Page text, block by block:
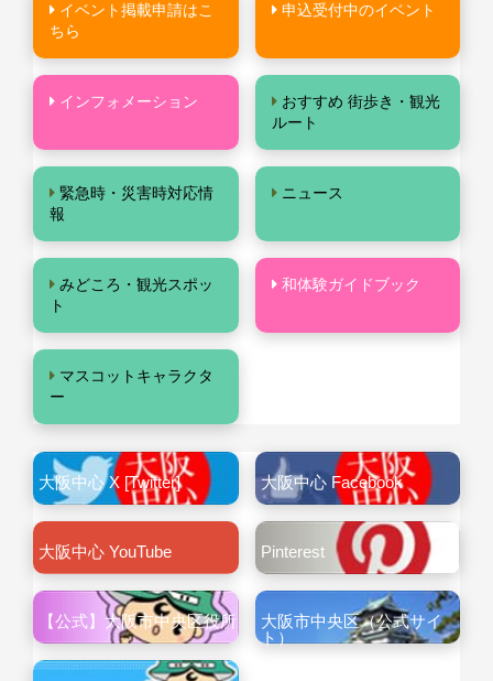
イベント掲載申請はこ
ちら
申込受付中のイベント
インフォメーション
おすすめ 街歩き・観光
ルート
緊急時・災害時対応情
報
ニュース
みどころ・観光スポッ
ト
和体験ガイドブック
マスコットキャラクタ
ー
大阪中心 X [Twitter] 大阪中心 Facebook
大阪中心 YouTube Pinterest
【公式】大阪市中央区役所
大阪市中央区（公式サイ
ト）